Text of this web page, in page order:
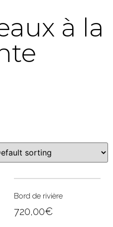
à la
Bord de rivière
720,00€